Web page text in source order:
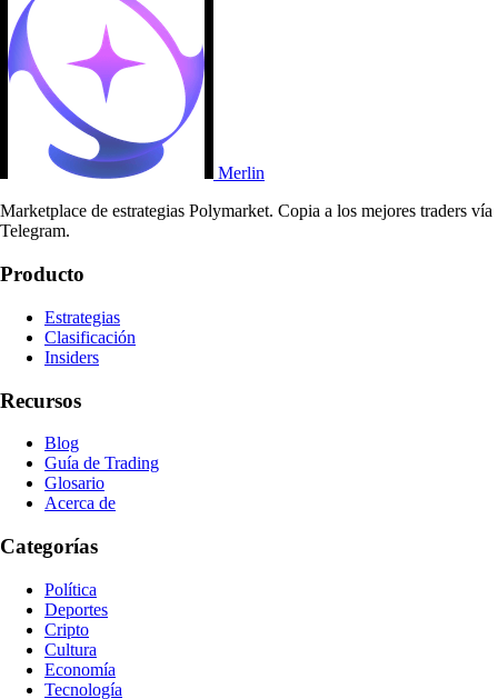
Merlin
Marketplace de estrategias Polymarket. Copia a los mejores traders vía
Telegram.
Producto
Estrategias
Clasificación
Insiders
Recursos
Blog
Guía de Trading
Glosario
Acerca de
Categorías
Política
Deportes
Cripto
Cultura
Economía
Tecnología